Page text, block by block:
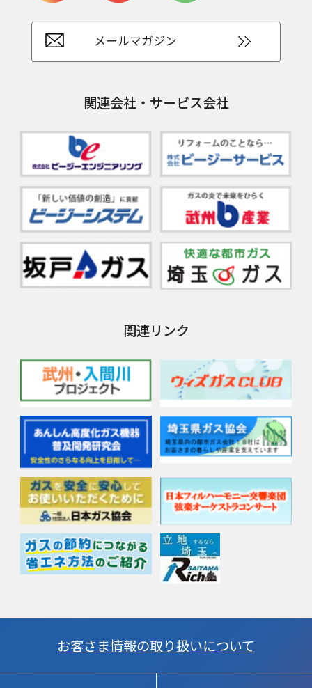
メールマガジン
関連会社・サービス会社
関連リンク
お客さま情報の取り扱いについて